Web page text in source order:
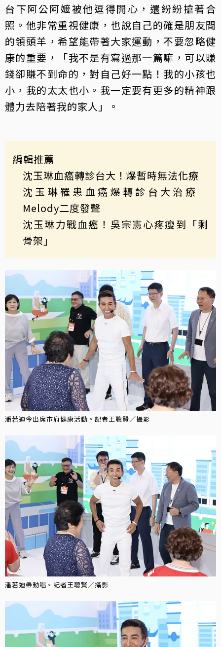
台下阿公阿嬤被他逗得開心，還紛紛搶著合
照。他非常重視健康，也說自己的確是朋友間
的領頭羊，希望能帶著大家運動，不要忽略健
康的重要，「我不是有寫過那一篇嘛，可以賺
錢卻賺不到命的，對自己好一點！我的小孩也
小，我的太太也小。我一定要有更多的精神跟
體力去陪著我的家人」。
編輯推薦
沈玉琳血癌轉診台大！爆暫時無法化療
沈玉琳罹患血癌爆轉診台大治療
Melody二度發聲
沈玉琳力戰血癌！吳宗憲心疼瘦到「剩
骨架」
潘若迪今出席市府健康活動。記者王聰賢／攝影
潘若迪帶動唱。記者王聰賢／攝影